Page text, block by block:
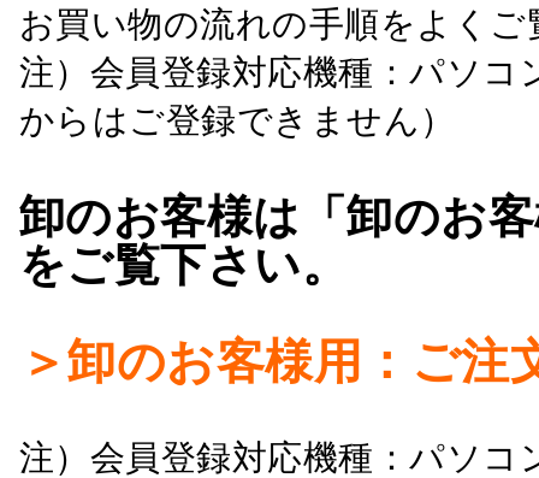
お買い物の流れの手順をよくご
注）会員登録対応機種：パソ
からはご登録できません）
卸のお客様は「卸のお
をご覧下さい。
＞卸のお客様用：ご注
注）会員登録対応機種：パソ